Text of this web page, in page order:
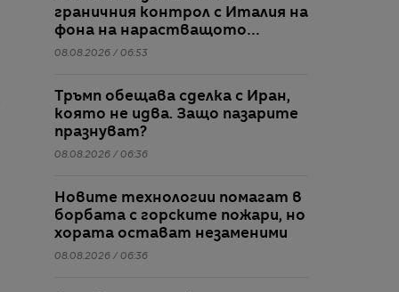
граничния контрол с Италия на
фона на нарастващото
напрежение заради
08.08.2026 / 06:53
Тръмп обещава сделка с Иран,
която не идва. Защо пазарите
празнуват?
08.08.2026 / 06:36
Новите технологии помагат в
борбата с горските пожари, но
хората остават незаменими
08.08.2026 / 06:36